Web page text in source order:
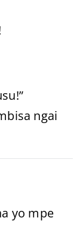
ngai
yo mpe